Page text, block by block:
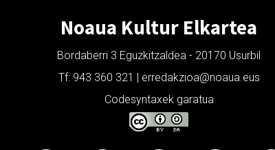
Noaua Kultur Elkartea
Bordaberri 3 Eguzkitzaldea - 20170 Usurbil
Tf: 943 360 321 | erredakzioa@noaua.eus
Codesyntaxek garatua